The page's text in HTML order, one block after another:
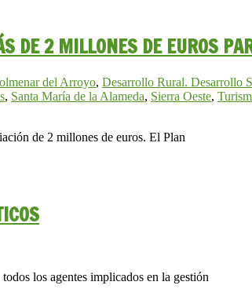
DE 2 MILLONES DE EUROS
del Arroyo, Desarrollo Rural. Desarrollo
, Santa María de la Alameda, Sierra Oeste,
de 2 millones de euros. El Plan
los agentes implicados en la gestión